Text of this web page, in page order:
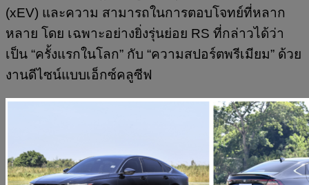
(xEV) และความ สามารถในการตอบโจทย์ที่หลาก
หลาย โดย เฉพาะอย่างยิ่งรุ่นย่อย RS ที่กล่าวได้ว่า
เป็น “ครั้งแรกในโลก” กับ “ความสปอร์ตพรีเมียม” ด้วย
งานดีไซน์แบบเอ็กซ์คลูซีฟ